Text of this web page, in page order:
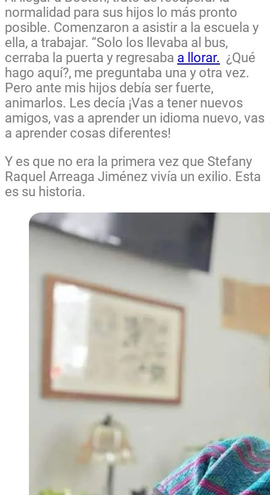
normalidad para sus hijos lo más pronto
posible. Comenzaron a asistir a la escuela y
ella, a trabajar. “Solo los llevaba al bus,
cerraba la puerta y regresaba a llorar. ¿Qué
hago aquí?, me preguntaba una y otra vez.
Pero ante mis hijos debía ser fuerte,
animarlos. Les decía ¡Vas a tener nuevos
amigos, vas a aprender un idioma nuevo, vas
a aprender cosas diferentes!
Y es que no era la primera vez que Stefany
Raquel Arreaga Jiménez vivía un exilio. Esta
es su historia.